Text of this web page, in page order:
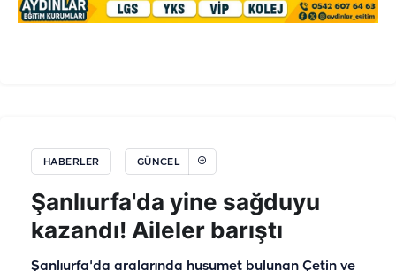
HABERLER GÜNCEL
Şanlıurfa'da yine sağduyu
kazandı! Aileler barıştı
Şanlıurfa'da aralarında husumet bulunan Çetin ve